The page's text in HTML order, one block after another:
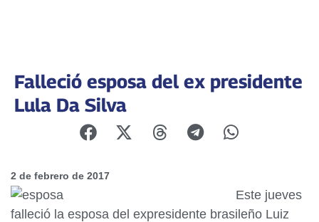
Falleció esposa del ex presidente
Lula Da Silva
2 de febrero de 2017
Este jueves
falleció la esposa del expresidente brasileño Luiz